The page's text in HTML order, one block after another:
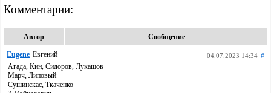
Комментарии:
Автор Сообщение
Eugene Евгений 04.07.2023 14:34 #
Агада, Кин, Сидоров, Лукашов
Марч, Липовый
Сушинскас, Ткаченко